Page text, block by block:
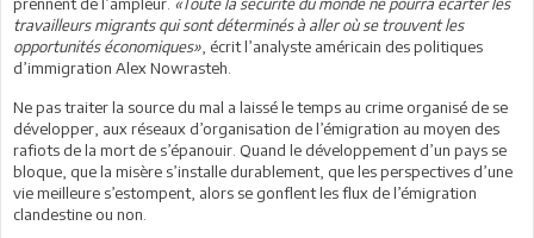
travailleurs migrants qui sont déterminés à aller où se trouvent les
opportunités économiques» , écrit l’analyste américain des politiques
d’immigration Alex Nowrasteh.
Ne pas traiter la source du mal a laissé le temps au crime organisé de se
développer, aux réseaux d’organisation de l’émigration au moyen des
rafiots de la mort de s’épanouir. Quand le développement d’un pays se
bloque, que la misère s’installe durablement, que les perspectives d’une
vie meilleure s’estompent, alors se gonflent les flux de l’émigration
clandestine ou non.